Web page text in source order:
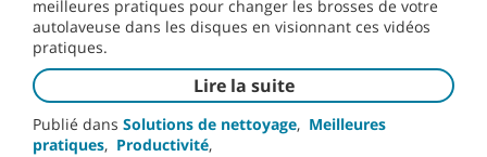
meilleures pratiques pour changer les brosses de votre
autolaveuse dans les disques en visionnant ces vidéos
pratiques.
Lire la suite
Publié dans Solutions de nettoyage, Meilleures
pratiques, Productivité,